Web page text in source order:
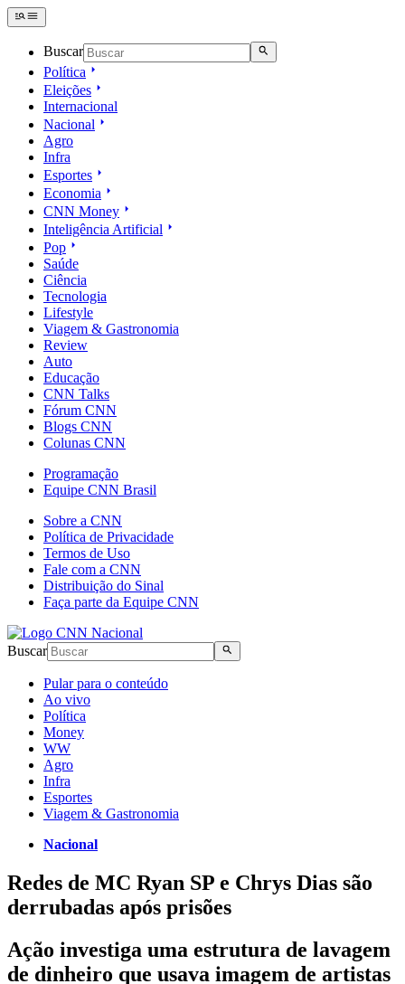
Buscar
Política
Eleições
Internacional
Nacional
Agro
Infra
Esportes
Economia
CNN Money
Inteligência Artificial
Pop
Saúde
Ciência
Tecnologia
Lifestyle
Viagem & Gastronomia
Review
Auto
Educação
CNN Talks
Fórum CNN
Blogs CNN
Colunas CNN
Programação
Equipe CNN Brasil
Sobre a CNN
Política de Privacidade
Termos de Uso
Fale com a CNN
Distribuição do Sinal
Faça parte da Equipe CNN
Buscar
Pular para o conteúdo
Ao vivo
Política
Money
WW
Agro
Infra
Esportes
Viagem & Gastronomia
Nacional
Redes de MC Ryan SP e Chrys Dias são
derrubadas após prisões
Ação investiga uma estrutura de lavagem
de dinheiro que usava imagem de artistas